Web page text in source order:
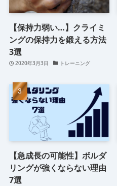
【保持力弱い…】クライミ
ングの保持力を鍛える方法
3選
2020年3月3日 トレーニング
【急成長の可能性】ボルダ
リングが強くならない理由
7選